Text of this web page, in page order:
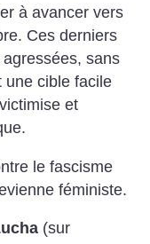
à avancer vers
Ces derniers
sans
une cible facile
et
le fascisme
féministe.
(sur